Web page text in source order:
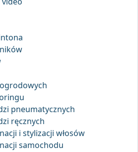
pneumatycznych
ręcznych
i stylizacji włosów
samochodu